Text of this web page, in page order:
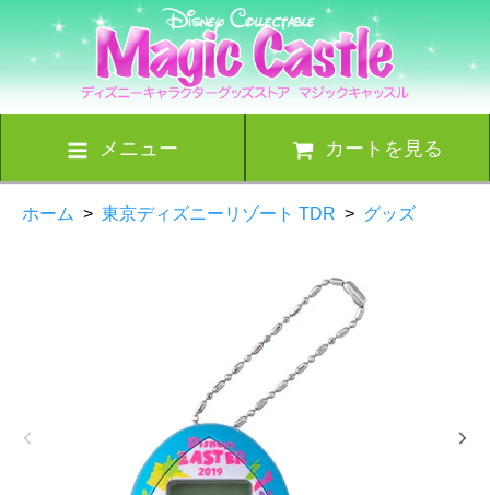
メニュー カートを見る
ホーム > 東京ディズニーリゾート TDR > グッズ